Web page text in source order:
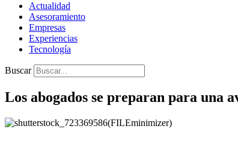
Actualidad
Asesoramiento
Empresas
Experiencias
Tecnología
Buscar
Los abogados se preparan para una